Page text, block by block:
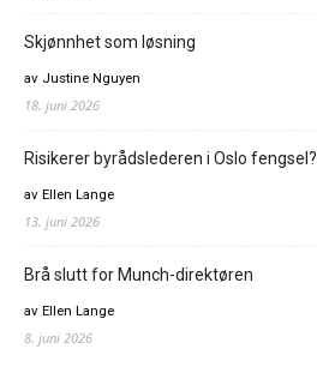
Skjønnhet som løsning
av Justine Nguyen
18. juni 2026
Risikerer byrådslederen i Oslo fengsel?
av Ellen Lange
13. juni 2026
Brå slutt for Munch-direktøren
av Ellen Lange
8. juni 2026